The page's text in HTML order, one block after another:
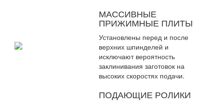
МАССИВНЫЕ
ПРИЖИМНЫЕ ПЛИТЫ
Установлены перед и после
верхних шпинделей и
исключают вероятность
заклинивания заготовок на
высоких скоростях подачи.
ПОДАЮЩИЕ РОЛИКИ